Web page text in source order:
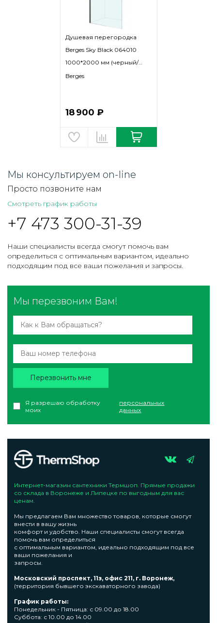
Душевая перегородка
Berges Sky Black 064010
1000*2000 мм (черный/
прозрачное)
Berges
18 900 ₽
Мы консультируем on-line
Просто позвоните нам
Смотреть график работы
+7 473 300-31-39
Наши специалисты всегда смогут помочь вам
определиться с оптимальным вариантом, идеально
подходящим под все ваши пожелания и запросы.
Мы перезвоним Вам!
Я разрешаю обработку
моих
персональных
данных
Перезвонить мне
Интернет-магазин сантехники Термшоп. Прямые продажи
со склада в Воронеже и Липецке по выгодным для вас
ценам.
Мы предлагаем Вам множество товаров, которые смогут
внести в вашу жизнь
комфорт и удобство. Наши специалисты смогут всегда
помочь вам определиться
с оптимальным вариантом, идеально подходящим под все
ваши пожелания и
запросы.
Московский проспект, 11з, офис 211, г. Воронеж,
(территория бывшего экскаваторного завода)
График работы:
Понедельник - Пятница: с 09.00 до 18.00
Суббота: с 10.00 до 14.00